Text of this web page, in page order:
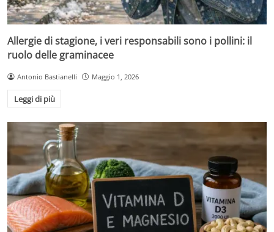
Allergie di stagione, i veri responsabili sono i pollini: il
ruolo delle graminacee
Antonio Bastianelli Maggio 1, 2026
Leggi di più